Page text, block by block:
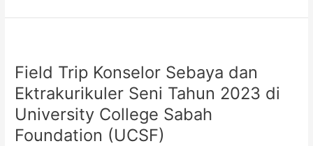
Field Trip Konselor Sebaya dan
Ektrakurikuler Seni Tahun 2023 di
University College Sabah
Foundation (UCSF)
Konselor
Sebaya
dan
Ektrakurikuler
Seni